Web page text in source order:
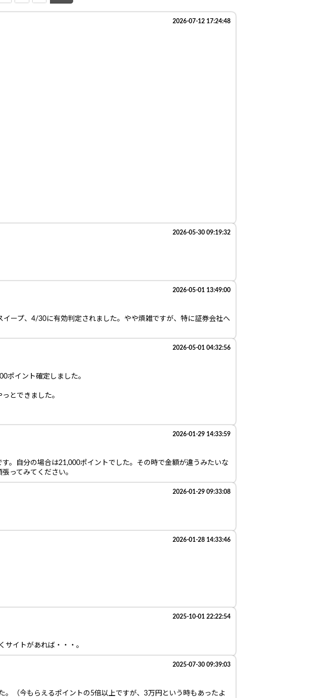
2026-07-12 17:24:48
2026-05-30 09:19:32
2026-05-01 13:49:00
ープ、4/30に有効判定されました。やや煩雑ですが、特に証券会社へ
2026-05-01 04:32:56
イント確定しました。
とできました。
2026-01-29 14:33:59
。自分の場合は21,000ポイントでした。その時で金額が違うみたいな
ってみてください。
2026-01-29 09:33:08
2026-01-28 14:33:46
2025-10-01 22:22:54
イトがあれば・・・。
2025-07-30 09:39:03
（今もらえるポイントの5倍以上ですが、3万円という時もあったよ